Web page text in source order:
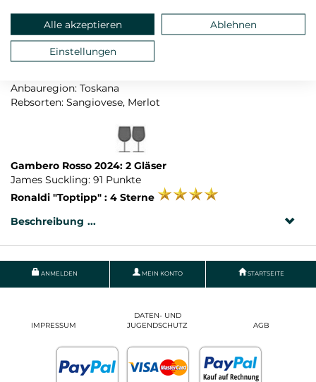
Gesamtsäure: 5,0 - 6,0 g/l
Restzucker: 1,00 g/l
Allergenhinweis: enthält Sulfite
Verschluss: Naturkorken
Anbauregion: Toskana
Rebsorten: Sangiovese, Merlot
Gambero Rosso 2024: 2 Gläser
James Suckling: 91 Punkte
Ronaldi "Toptipp" : 4 Sterne
Beschreibung
ANMELDEN MEIN KONTO STARTSEITE
IMPRESSUM
DATEN- UND
JUGENDSCHUTZ
AGB
Alle akzeptieren Ablehnen
Einstellungen